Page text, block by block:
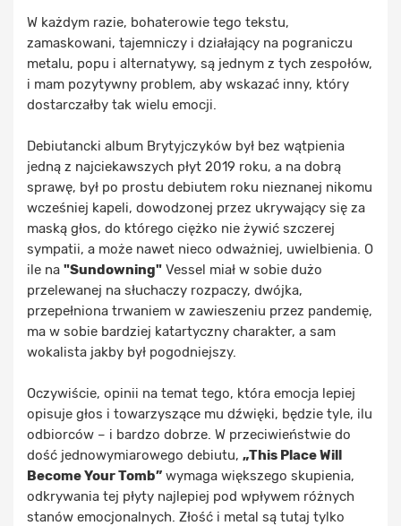
W każdym razie, bohaterowie tego tekstu,
zamaskowani, tajemniczy i działający na pograniczu
metalu, popu i alternatywy, są jednym z tych zespołów,
i mam pozytywny problem, aby wskazać inny, który
dostarczałby tak wielu emocji.
Debiutancki album Brytyjczyków był bez wątpienia
jedną z najciekawszych płyt 2019 roku, a na dobrą
sprawę, był po prostu debiutem roku nieznanej nikomu
wcześniej kapeli, dowodzonej przez ukrywający się za
maską głos, do którego ciężko nie żywić szczerej
sympatii, a może nawet nieco odważniej, uwielbienia. O
ile na "Sundowning" Vessel miał w sobie dużo
przelewanej na słuchaczy rozpaczy, dwójka,
przepełniona trwaniem w zawieszeniu przez pandemię,
ma w sobie bardziej katartyczny charakter, a sam
wokalista jakby był pogodniejszy.
Oczywiście, opinii na temat tego, która emocja lepiej
opisuje głos i towarzyszące mu dźwięki, będzie tyle, ilu
odbiorców – i bardzo dobrze. W przeciwieństwie do
dość jednowymiarowego debiutu, „This Place Will
Become Your Tomb” wymaga większego skupienia,
odkrywania tej płyty najlepiej pod wpływem różnych
stanów emocjonalnych. Złość i metal są tutaj tylko